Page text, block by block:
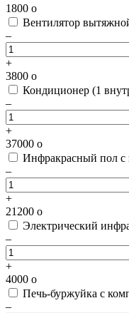
1800 o
Вентилятор
–
+
3800 o
Кондиционер (1
–
+
37000 o
Инфракрасный пол с
–
+
21200 o
Электрический
–
+
4000 o
Печь-буржуйка с
–